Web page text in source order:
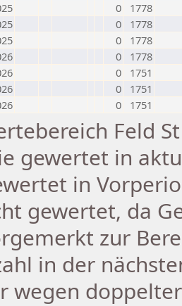
0
1778
0
1778
0
1778
0
1778
0
1751
0
1751
0 1751
Feld
gewertet in
in
gewertet, da
zur
in der
wegen